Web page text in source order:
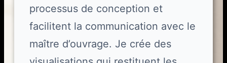
processus de conception et
facilitent la communication avec le
maître d’ouvrage. Je crée des